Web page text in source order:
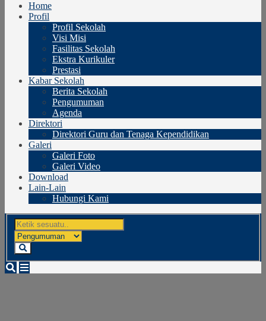
Home
Profil
Profil Sekolah
Visi Misi
Fasilitas Sekolah
Ekstra Kurikuler
Prestasi
Kabar Sekolah
Berita Sekolah
Pengumuman
Agenda
Direktori
Direktori Guru dan Tenaga Kependidikan
Galeri
Galeri Foto
Galeri Video
Download
Lain-Lain
Hubungi Kami